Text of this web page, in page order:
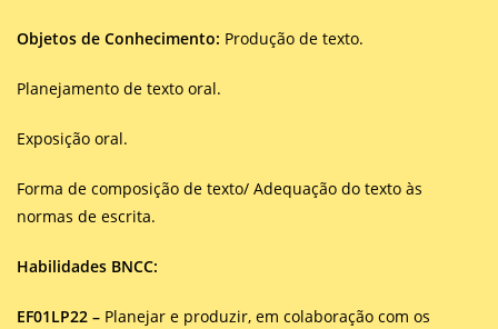
Objetos de Conhecimento: Produção de texto.
Planejamento de texto oral.
Exposição oral.
Forma de composição de texto/ Adequação do texto às
normas de escrita.
Habilidades BNCC:
EF01LP22 – Planejar e produzir, em colaboração com os